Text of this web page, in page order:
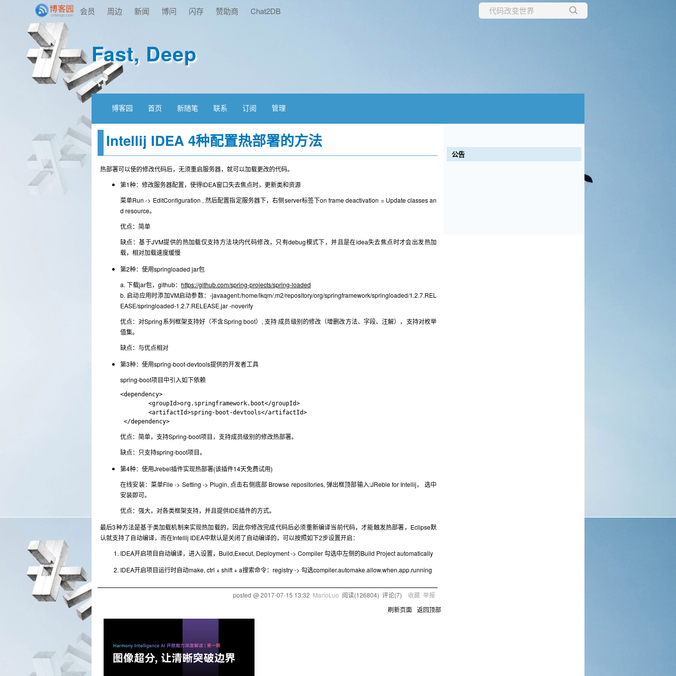
会员 周边 新闻 博问 闪存 赞助商 Chat2DB
Fast, Deep
博客园 首页 新随笔 联系 订阅 管理
Intellij IDEA 4种配置热部署的方法
热部署可以使的修改代码后，无须重启服务器，就可以加载更改的代码。
第1种：修改服务器配置，使得IDEA窗口失去焦点时，更新类和资源
菜单Run -> EditConfiguration , 然后配置指定服务器下，右侧server标签下on frame deactivation = Update classes an
d resource。
优点：简单
缺点：基于JVM提供的热加载仅支持方法块内代码修改，只有debug模式下，并且是在idea失去焦点时才会出发热加
载，相对加载速度缓慢
第2种：使用springloaded jar包
a. 下载jar包，github： https://github.com/spring-projects/spring-loaded
b. 启动应用时添加VM启动参数：-javaagent:/home/lkqm/.m2/repository/org/springframework/springloaded/1.2.7.REL
EASE/springloaded-1.2.7.RELEASE.jar -noverify
优点：对Spring系列框架支持好（不含Spring boot）, 支持 成员级别的修改（增删改方法、字段、注解），支持对枚举
值集。
缺点：与优点相对
第3种：使用spring-boot-devtools提供的开发者工具
spring-boot项目中引入如下依赖
<dependency>
        <groupId>org.springframework.boot</groupId>
        <artifactId>spring-boot-devtools</artifactId>
优点：简单，支持Spring-boot项目，支持成员级别的修改热部署。
缺点：只支持spring-boot项目。
第4种：使用Jrebel插件实现热部署(该插件14天免费试用)
在线安装：菜单File -> Setting -> Plugin, 点击右侧底部 Browse repositories, 弹出框顶部输入:JReble for Intellij， 选中
安装即可。
优点：强大，对各类框架支持，并且提供IDE插件的方式。
最后3种方法是基于类加载机制来实现热加载的，因此你修改完成代码后必须重新编译当前代码，才能触发热部署，Eclipse默
认就支持了自动编译，而在Intellij IDEA中默认是关闭了自动编译的，可以按照如下2步设置开启：
IDEA开启项目自动编译，进入设置，Build,Execut, Deployment -> Compiler 勾选中左侧的Build Project automatically
IDEA开启项目运行时自动make, ctrl + shift + a搜索命令：registry -> 勾选compiler.automake.allow.when.app.running
posted @2017-07-15 13:32 MarioLuo 阅读(126804) 评论(7) 收藏 举报
刷新页面 返回顶部
公告